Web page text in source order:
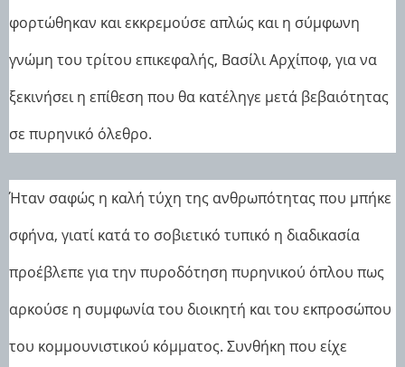
φορτώθηκαν και εκκρεμούσε απλώς και η σύμφωνη
γνώμη του τρίτου επικεφαλής, Βασίλι Αρχίποφ, για να
ξεκινήσει η επίθεση που θα κατέληγε μετά βεβαιότητας
σε πυρηνικό όλεθρο.
Ήταν σαφώς η καλή τύχη της ανθρωπότητας που μπήκε
σφήνα, γιατί κατά το σοβιετικό τυπικό η διαδικασία
προέβλεπε για την πυροδότηση πυρηνικού όπλου πως
αρκούσε η συμφωνία του διοικητή και του εκπροσώπου
του κομμουνιστικού κόμματος. Συνθήκη που είχε